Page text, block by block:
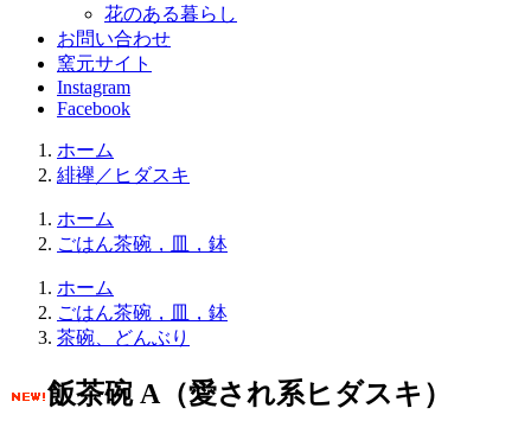
花のある暮らし
お問い合わせ
窯元サイト
Instagram
Facebook
ホーム
緋襷／ヒダスキ
ホーム
ごはん茶碗，皿，鉢
ホーム
ごはん茶碗，皿，鉢
茶碗、どんぶり
飯茶碗 A（愛され系ヒダスキ）